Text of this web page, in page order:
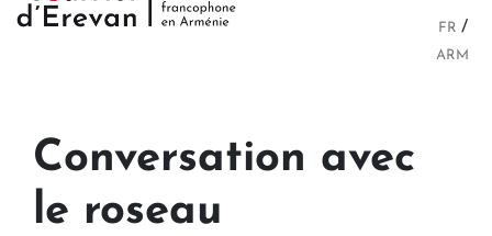
FR
ARM
Conversation avec
le roseau